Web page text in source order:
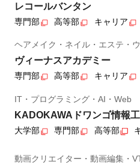
レコールバンタン
専門部 高等部 キャリア
ヘアメイク・ネイル・エステ・
ヴィーナスアカデミー
専門部 高等部 キャリア
IT・プログラミング・AI・Web
KADOKAWAドワンゴ情報
大学部 専門部 高等部
動画クリエイター・動画編集・